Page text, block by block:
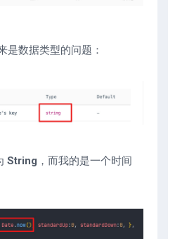
是数据类型的问题：
String ，而我的是一个时间